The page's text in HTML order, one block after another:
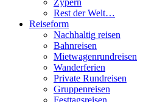
Zypern
Rest der Welt…
Reiseform
Nachhaltig reisen
Bahnreisen
Mietwagenrundreisen
Wanderferien
Private Rundreisen
Gruppenreisen